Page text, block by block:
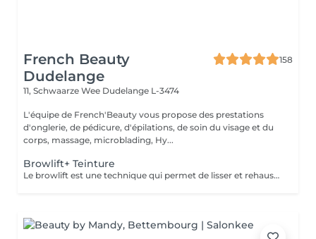
French Beauty
Dudelange
158
11, Schwaarze Wee Dudelange L-3474
L'équipe de French'Beauty vous propose des prestations
d'onglerie, de pédicure, d'épilations, de soin du visage et du
corps, massage, microblading, Hy...
Browlift+ Teinture
Le browlift est une technique qui permet de lisser et rehausser les poils des sourcils. Grâce a cette technique les sourcils sont définis et paraissent plus fournis. La teinture est obligatoire après ce soin.